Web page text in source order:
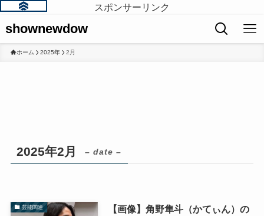
スポンサーリンク
shownewdow
ホーム 2025年 2月
2025年2月 – date –
芸能関連
【画像】角野隼斗（かてぃん）の